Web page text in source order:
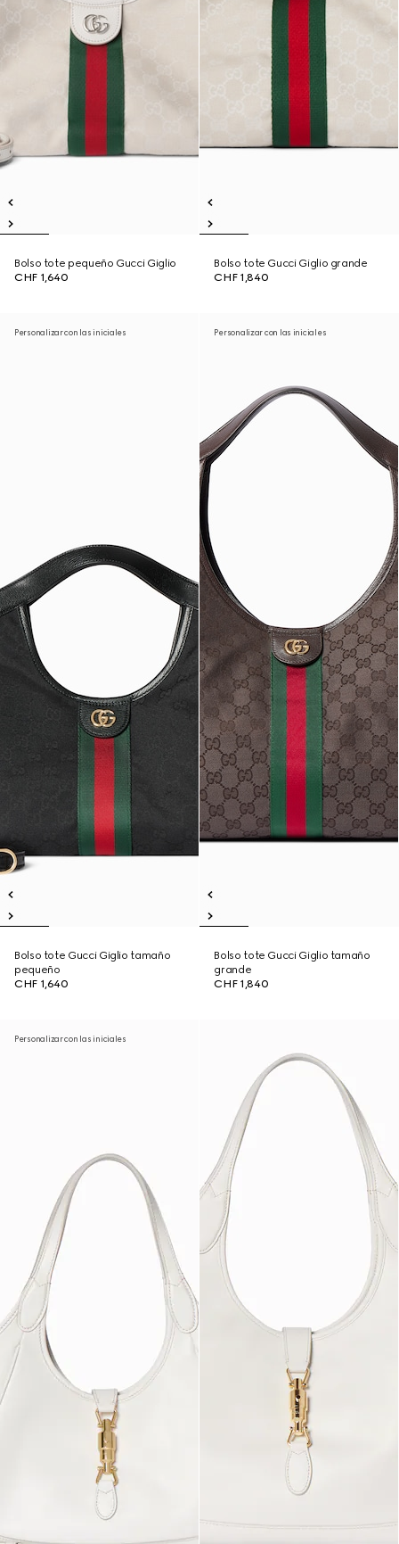
Bolso tote pequeño Gucci Giglio
CHF 1,640
Bolso tote Gucci Giglio grande
CHF 1,840
Personalizar con las iniciales
Bolso tote Gucci Giglio tamaño
pequeño
CHF 1,640
Personalizar con las iniciales
Bolso tote Gucci Giglio tamaño
grande
CHF 1,840
Personalizar con las iniciales